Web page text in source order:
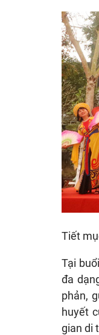
Tiết
Tại
đa
phản,
huyết
gian di